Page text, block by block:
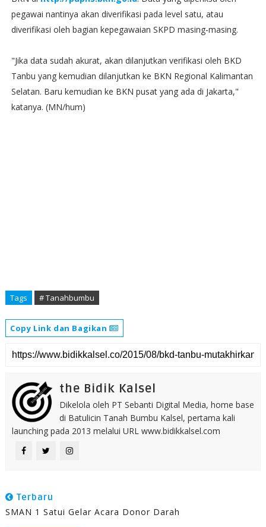
pegawai nantinya akan diverifikasi pada level satu, atau
diverifikasi oleh bagian kepegawaian SKPD masing-masing.
"Jika data sudah akurat, akan dilanjutkan verifikasi oleh BKD
Tanbu yang kemudian dilanjutkan ke BKN Regional Kalimantan
Selatan. Baru kemudian ke BKN pusat yang ada di Jakarta,"
katanya. (MN/hum)
Tags # Tanahbumbu
Copy Link dan Bagikan
the Bidik Kalsel
Dikelola oleh PT Sebanti Digital Media, home base
di Batulicin Tanah Bumbu Kalsel, pertama kali
launching pada 2013 melalui URL www.bidikkalsel.com
Terbaru
SMAN 1 Satui Gelar Acara Donor Darah